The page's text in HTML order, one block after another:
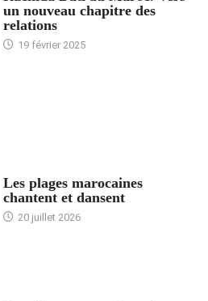
un nouveau chapitre des
relations
19 février 2025
Les plages marocaines
chantent et dansent
20 juillet 2026